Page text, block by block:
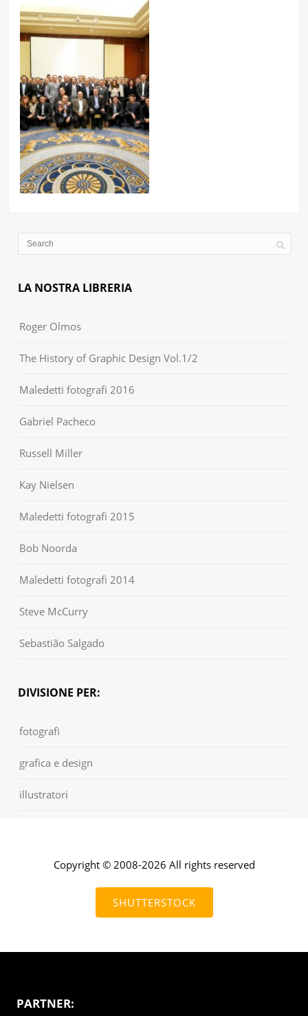
LA NOSTRA LIBRERIA
Roger Olmos
The History of Graphic Design Vol.1/2
Maledetti fotografi 2016
Gabriel Pacheco
Russell Miller
Kay Nielsen
Maledetti fotografi 2015
Bob Noorda
Maledetti fotografi 2014
Steve McCurry
Sebastião Salgado
DIVISIONE PER:
fotografi
grafica e design
illustratori
Copyright © 2008-2026 All rights reserved
SHUTTERSTOCK
PARTNER: